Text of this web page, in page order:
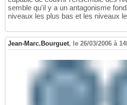
semble qu'il y a un antagonisme
niveaux les plus bas et les niveaux
Jean-Marc.Bourguet, le 26/03/2006 à